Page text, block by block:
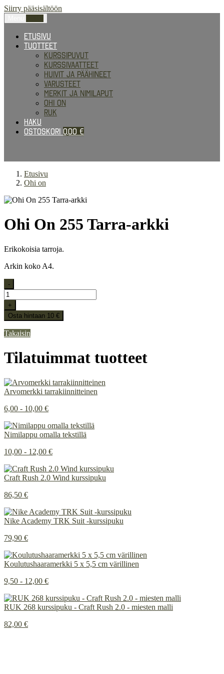
Siirry pääsisältöön
Etusivu
Tuotteet
Kurssipuvut
Kurssivaatteet
Huivit ja päähineet
Varusteet
Merkit ja nimilaput
Ohi on
RUK
Haku
Ostoskori 0,00 €
Etusivu
Ohi on
Ohi On 255 Tarra-arkki
Erikokoisia tarroja.
Arkin koko A4.
-
+
Osta hintaan 10 €
Takaisin
Tilatuimmat tuotteet
Arvomerkki tarrakiinnitteinen
6,00 - 10,00 €
Nimilappu omalla tekstillä
10,00 - 12,00 €
Craft Rush 2.0 Wind kurssipuku
86,50 €
Nike Academy TRK Suit -kurssipuku
79,90 €
Koulutushaaramerkki 5 x 5,5 cm värillinen
9,50 - 12,00 €
RUK 268 kurssipuku - Craft Rush 2.0 - miesten malli
82,00 €